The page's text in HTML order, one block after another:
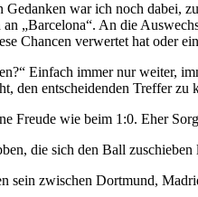
war ich noch dabei,
„Barcelona“. An die
Chancen verwertet hat oder
Einfach immer nur weiter,
den entscheidenden Treffer zu
Freude wie beim 1:0. Eher
die sich den Ball zuschieben
sein zwischen Dortmund,